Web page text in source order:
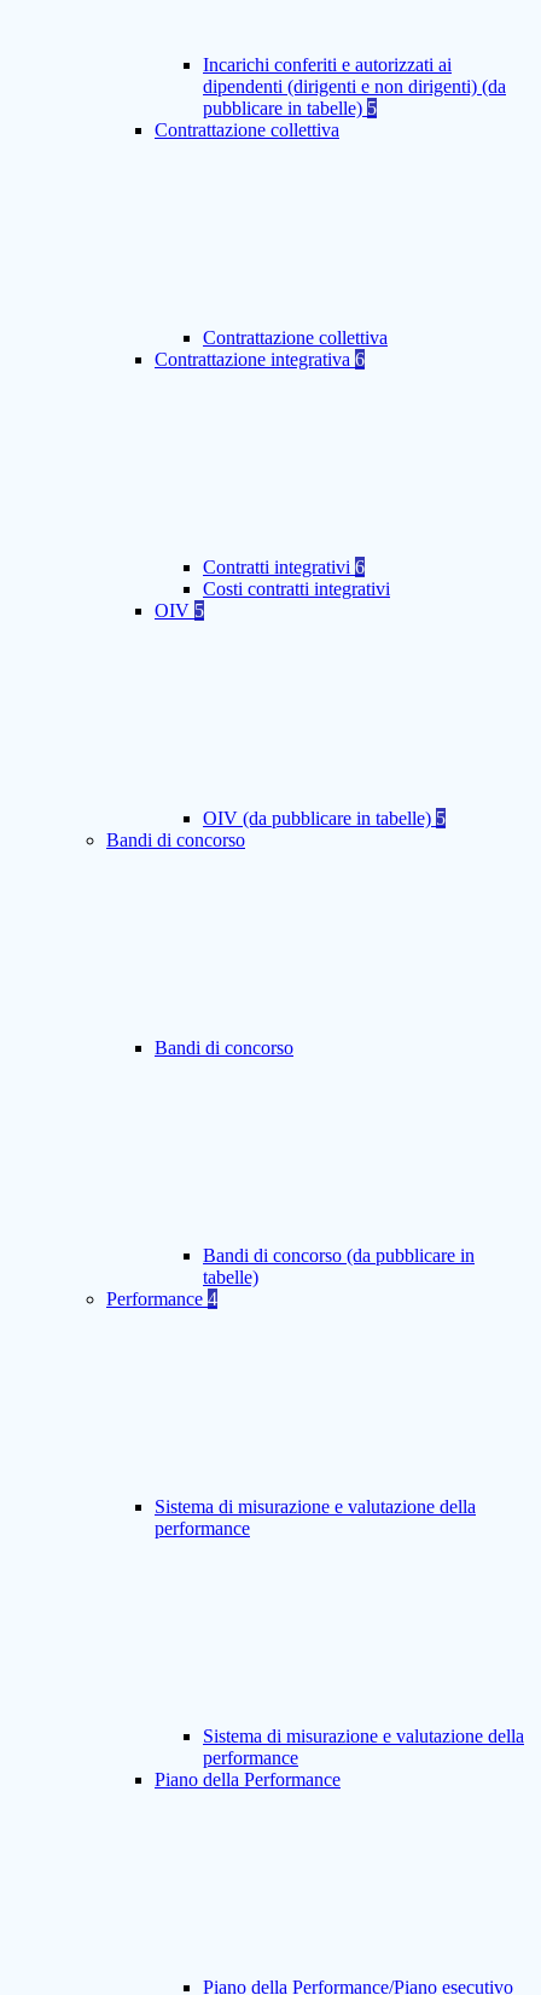
Incarichi conferiti e autorizzati ai
dipendenti (dirigenti e non dirigenti) (da
pubblicare in tabelle) 5
Contrattazione collettiva
Contrattazione collettiva
Contrattazione integrativa 6
Contratti integrativi 6
Costi contratti integrativi
OIV 5
OIV (da pubblicare in tabelle) 5
Bandi di concorso
Bandi di concorso
Bandi di concorso (da pubblicare in
tabelle)
Performance 4
Sistema di misurazione e valutazione della
performance
Sistema di misurazione e valutazione della
performance
Piano della Performance
Piano della Performance/Piano esecutivo